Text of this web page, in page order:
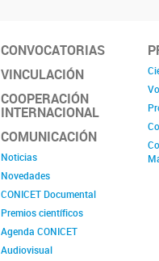
CONVOCATORIAS
VINCULACIÓN
COOPERACIÓN
INTERNACIONAL
COMUNICACIÓN
Noticias
Novedades
CONICET Documental
Premios científicos
Agenda CONICET
Audiovisual